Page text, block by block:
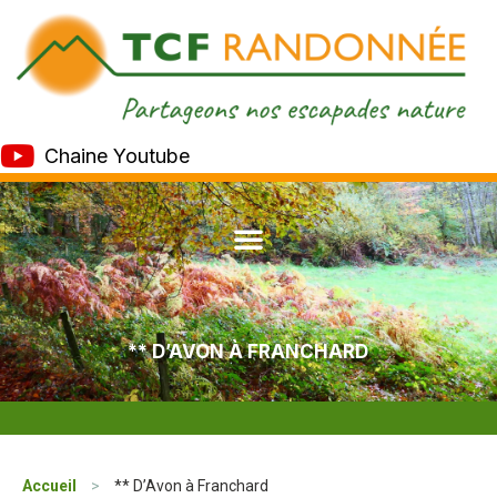
Chaine Youtube
** D’AVON À FRANCHARD
Accueil > ** D’Avon à Franchard